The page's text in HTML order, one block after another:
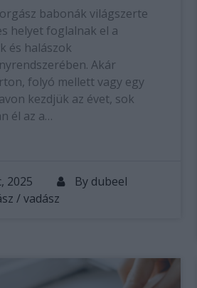
babonák világszerte
helyet foglalnak el a
és halászok
Akár
folyó mellett vagy egy
kezdjük az évet, sok
él az a…
2025 By dubeel
/ vadász